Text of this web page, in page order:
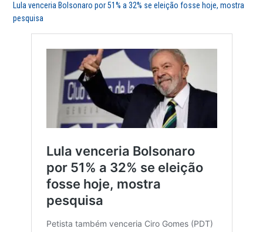
Lula venceria Bolsonaro por 51% a 32% se eleição fosse hoje, mostra
pesquisa